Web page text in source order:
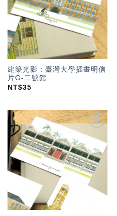
單」
建築光影：臺灣大學插畫明信
片G-二號館
NT$35
加入
「願
望輕
單」